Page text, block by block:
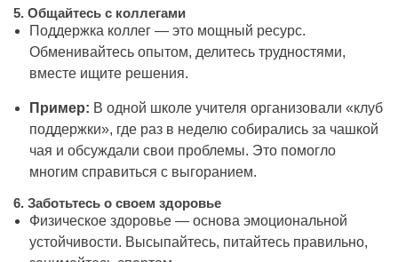
5. Общайтесь с коллегами
Поддержка коллег — это мощный ресурс.
Обменивайтесь опытом, делитесь трудностями,
вместе ищите решения.
Пример: В одной школе учителя организовали «клуб
поддержки», где раз в неделю собирались за чашкой
чая и обсуждали свои проблемы. Это помогло
многим справиться с выгоранием.
6. Заботьтесь о своем здоровье
Физическое здоровье — основа эмоциональной
устойчивости. Высыпайтесь, питайтесь правильно,